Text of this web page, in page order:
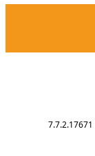
7.7.2.17671